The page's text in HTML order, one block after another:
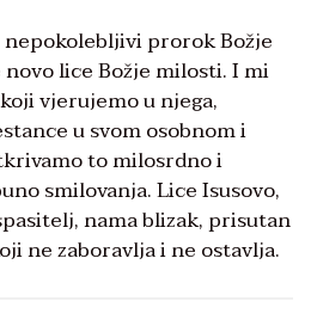
prorok Božje
lice Božje milosti. I mi
vjerujemo u njega,
u svom osobnom i
to milosrdno i
smilovanja. Lice Isusovo,
nama blizak, prisutan
ne zaboravlja i ne ostavlja.